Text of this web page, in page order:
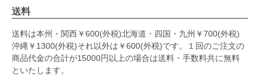
送料
送料は本州・関西￥600(外税)北海道・四国・九州￥700(外税)
沖縄￥1300(外税)それ以外は￥600(外税)です。１回のご注文の
商品代金の合計が15000円以上の場合は送料・手数料共に無料
といたします。